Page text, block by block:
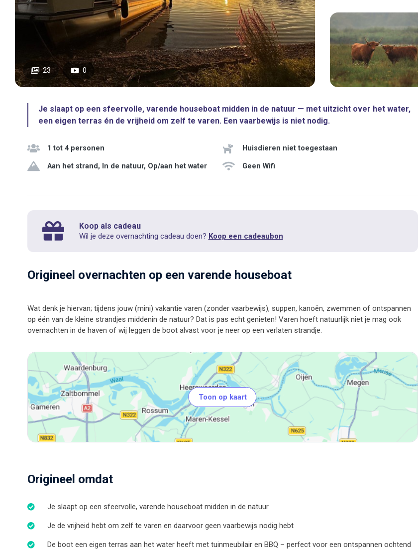
23 0
Je slaapt op een sfeervolle, varende houseboat midden in de natuur — met uitzicht over het water,
een eigen terras én de vrijheid om zelf te varen. Een vaarbewijs is niet nodig.
1 tot 4 personen Huisdieren niet toegestaan
Aan het strand, In de natuur, Op/aan het water Geen Wifi
Koop als cadeau
Wil je deze overnachting cadeau doen? Koop een cadeaubon
Origineel overnachten op een varende houseboat
Wat denk je hiervan; tijdens jouw (mini) vakantie varen (zonder vaarbewijs), suppen, kanoën, zwemmen of ontspannen
op één van de kleine strandjes middenin de natuur? Dat is pas echt genieten! Varen hoeft natuurlijk niet je mag ook
Toon op kaart
Origineel omdat
Je slaapt op een sfeervolle, varende houseboat midden in de natuur
Je de vrijheid hebt om zelf te varen en daarvoor geen vaarbewijs nodig hebt
De boot een eigen terras aan het water heeft met tuinmeubilair en BBQ – perfect voor een ontspannen ochtend